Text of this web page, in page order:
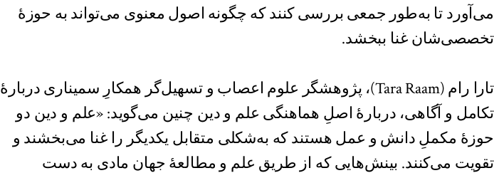
می‌آورد تا به‌طور جمعی بررسی کنند که چگونه اصول معنوی می‌تواند به حوزهٔ
تخصصی‌شان غنا ببخشد.
تارا رام (Tara Raam)، پژوهشگر علوم اعصاب و تسهیل‌گر همکارِ سمیناری دربارهٔ
تکامل و آگاهی، دربارهٔ اصلِ هماهنگی علم و دین چنین می‌گوید: «علم و دین دو
حوزهٔ مکملِ دانش و عمل هستند که به‌شکلی متقابل یکدیگر را غنا می‌بخشند و
تقویت می‌کنند. بینش‌هایی که از طریق علم و مطالعهٔ جهان مادی به دست